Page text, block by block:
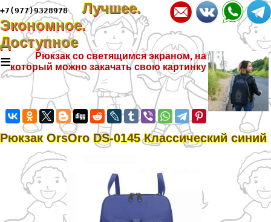
+7(977)9328978
Лучшее.
Экономное.
Доступное
≡
Рюкзак со светящимся экраном, на
который можно закачать свою картинку
Рюкзак OrsOro DS-0145 Классический синий